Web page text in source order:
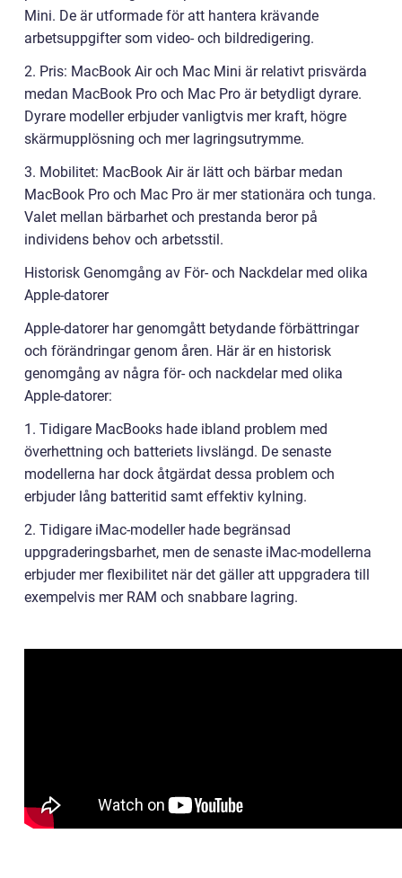
Mini. De är utformade för att hantera krävande
arbetsuppgifter som video- och bildredigering.
2. Pris: MacBook Air och Mac Mini är relativt prisvärda
medan MacBook Pro och Mac Pro är betydligt dyrare.
Dyrare modeller erbjuder vanligtvis mer kraft, högre
skärmupplösning och mer lagringsutrymme.
3. Mobilitet: MacBook Air är lätt och bärbar medan
MacBook Pro och Mac Pro är mer stationära och tunga.
Valet mellan bärbarhet och prestanda beror på
individens behov och arbetsstil.
Historisk Genomgång av För- och Nackdelar med olika
Apple-datorer
Apple-datorer har genomgått betydande förbättringar
och förändringar genom åren. Här är en historisk
genomgång av några för- och nackdelar med olika
Apple-datorer:
1. Tidigare MacBooks hade ibland problem med
överhettning och batteriets livslängd. De senaste
modellerna har dock åtgärdat dessa problem och
erbjuder lång batteritid samt effektiv kylning.
2. Tidigare iMac-modeller hade begränsad
uppgraderingsbarhet, men de senaste iMac-modellerna
erbjuder mer flexibilitet när det gäller att uppgradera till
exempelvis mer RAM och snabbare lagring.